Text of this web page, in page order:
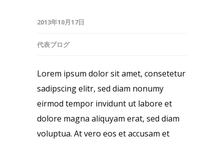
2013年10月17日
代表ブログ
Lorem ipsum dolor sit amet, consetetur
sadipscing elitr, sed diam nonumy
eirmod tempor invidunt ut labore et
dolore magna aliquyam erat, sed diam
voluptua. At vero eos et accusam et